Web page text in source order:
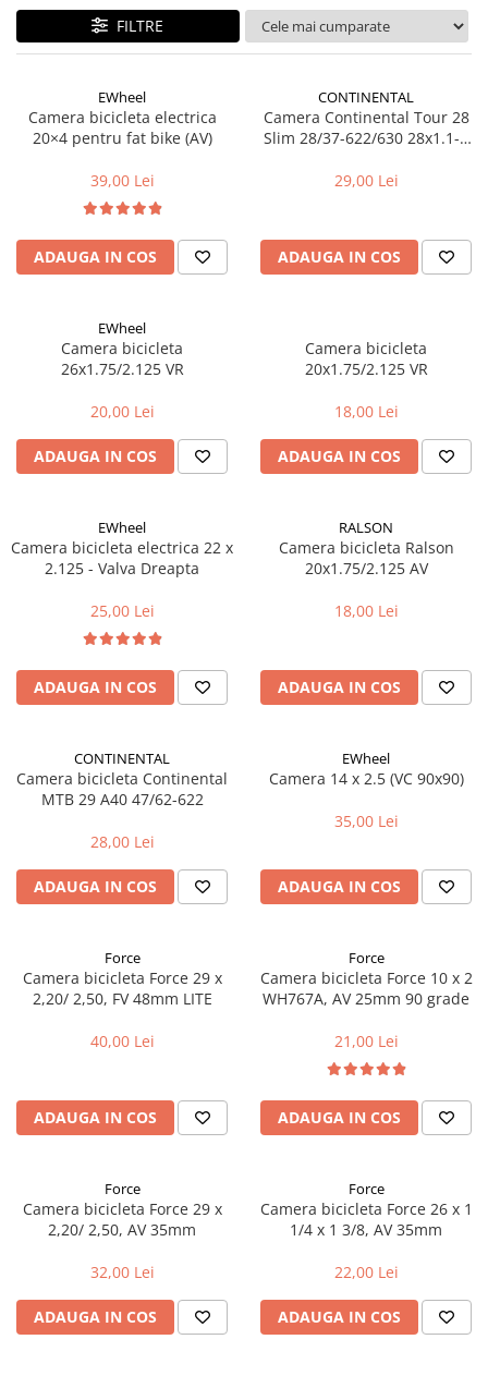
Accesorii biciclete
Scaun bicicleta copii
Chei si scule bicicleta
Portbagaj bicicleta
Cosuri bicicleta
Produse intretinere bicicleta
Claxon bicicleta
Bidoane si suporti bicicleta
Cricuri bicicleta
Suport bicicleta
Lumini bicicleta
Piese biciclete
Anvelopa bicicleta
Lant bicicleta
Mansoane si ghidolina
Ghidoane bicicleta
Pedale bicicleta
Cuvete bicicleta
Cabluri si camasi
Placute frana bicicleta
Adaptoare frana bicicleta
Frane pe disc
Roti bicicleta
FILTRE
EWheel
Camera bicicleta electrica
20×4 pentru fat bike (AV)
39,00 Lei
ADAUGA IN COS
CONTINENTAL
Camera Continental Tour 28
Slim 28/37-622/630 28x1.1-1
29,00 Lei
ADAUGA IN COS
EWheel
Camera bicicleta
26x1.75/2.125 VR
20,00 Lei
ADAUGA IN COS
Camera bicicleta
20x1.75/2.125 VR
18,00 Lei
ADAUGA IN COS
EWheel
Camera bicicleta electrica 22 x
2.125 - Valva Dreapta
25,00 Lei
ADAUGA IN COS
RALSON
Camera bicicleta Ralson
20x1.75/2.125 AV
18,00 Lei
ADAUGA IN COS
CONTINENTAL
Camera bicicleta Continental
MTB 29 A40 47/62-622
28,00 Lei
ADAUGA IN COS
EWheel
Camera 14 x 2.5 (VC 90x90)
35,00 Lei
ADAUGA IN COS
Force
Camera bicicleta Force 29 x
2,20/ 2,50, FV 48mm LITE
40,00 Lei
ADAUGA IN COS
Force
Camera bicicleta Force 10 x 2
WH767A, AV 25mm 90 grade
21,00 Lei
ADAUGA IN COS
Force
Camera bicicleta Force 29 x
2,20/ 2,50, AV 35mm
32,00 Lei
ADAUGA IN COS
Force
Camera bicicleta Force 26 x 1
1/4 x 1 3/8, AV 35mm
22,00 Lei
ADAUGA IN COS